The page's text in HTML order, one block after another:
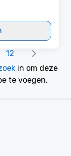
12
in om deze
te voegen.